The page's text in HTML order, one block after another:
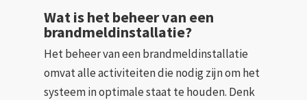
Wat is het beheer van een
brandmeldinstallatie?
Het beheer van een brandmeldinstallatie
omvat alle activiteiten die nodig zijn om het
systeem in optimale staat te houden. Denk